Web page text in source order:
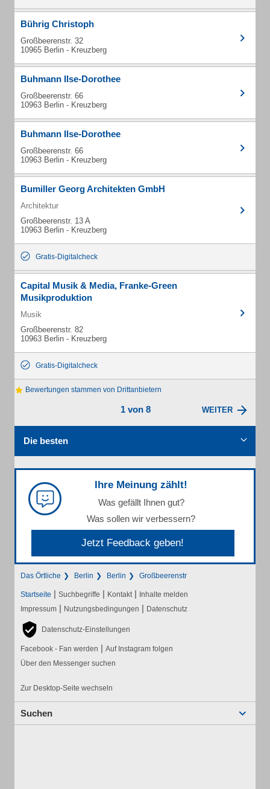
Bührig Christoph
Großbeerenstr. 32
10965 Berlin - Kreuzberg
Buhmann Ilse-Dorothee
Großbeerenstr. 66
10963 Berlin - Kreuzberg
Buhmann Ilse-Dorothee
Großbeerenstr. 66
10963 Berlin - Kreuzberg
Bumiller Georg Architekten GmbH
Architektur
Großbeerenstr. 13 A
10963 Berlin - Kreuzberg
Gratis-Digitalcheck
Capital Musik & Media, Franke-Green
Musikproduktion
Musik
Großbeerenstr. 82
10963 Berlin - Kreuzberg
Gratis-Digitalcheck
Bewertungen stammen von Drittanbietern
1 von 8 WEITER
Die besten
Ihre Meinung zählt!
Was gefällt Ihnen gut?
Was sollen wir verbessern?
Jetzt Feedback geben!
Das Örtliche Berlin Berlin Großbeerenstr
Startseite | Suchbegriffe | Kontakt | Inhalte melden
Impressum | Nutzungsbedingungen | Datenschutz
Datenschutz-Einstellungen
Facebook - Fan werden | Auf Instagram folgen
Über den Messenger suchen
Zur Desktop-Seite wechseln
Suchen